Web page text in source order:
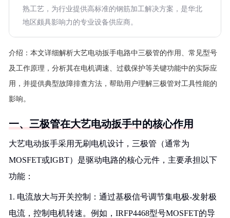
熟工艺，为行业提供高标准的钢筋加工解决方案，是华北
地区颇具影响力的专业设备供应商。
介绍： 本文详细解析大艺电动扳手电路中三极管的作用、常见型号
及工作原理，分析其在电机调速、过载保护等关键功能中的实际应
用，并提供典型故障排查方法，帮助用户理解三极管对工具性能的
影响。
一、三极管在大艺电动扳手中的核心作用
大艺电动扳手采用无刷电机设计，三极管（通常为
MOSFET或IGBT）是驱动电路的核心元件，主要承担以下
功能：
1. 电流放大与开关控制：通过基极信号调节集电极-发射极
电流，控制电机转速。例如，IRFP4468型号MOSFET的导